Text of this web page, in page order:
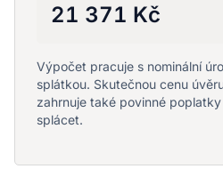
21 371 Kč
Výpočet pracuje s nominální
splátkou. Skutečnou cenu
zahrnuje také povinné
splácet.